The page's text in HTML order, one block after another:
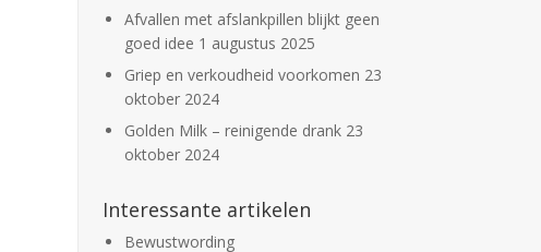
Afvallen met afslankpillen blijkt geen
goed idee 1 augustus 2025
Griep en verkoudheid voorkomen 23
oktober 2024
Golden Milk – reinigende drank 23
oktober 2024
Interessante artikelen
Bewustwording